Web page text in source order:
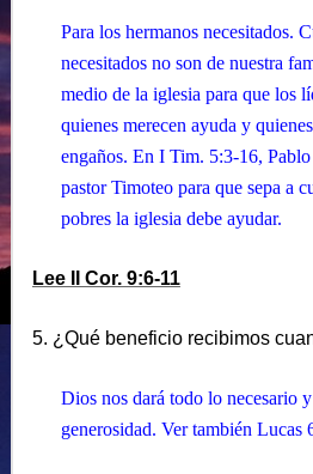
Para los hermanos necesitados.
necesitados no son de nuestra
medio de la iglesia para que los
quienes merecen ayuda y
engaños. En I Tim. 5:3-16,
pastor Timoteo para que sepa a
pobres la iglesia debe ayudar.
Lee II Cor. 9:6-11
5. ¿Qué beneficio recibimos
Dios nos dará todo lo necesario
generosidad. Ver también Lucas